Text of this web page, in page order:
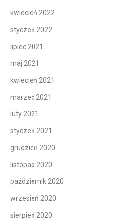
kwiecień 2022
styczeń 2022
lipiec 2021
maj 2021
kwiecień 2021
marzec 2021
luty 2021
styczeń 2021
grudzień 2020
listopad 2020
październik 2020
wrzesień 2020
sierpień 2020